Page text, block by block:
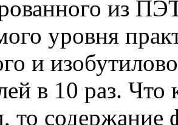
из
уровня
и
в 10 раз.
то содержание